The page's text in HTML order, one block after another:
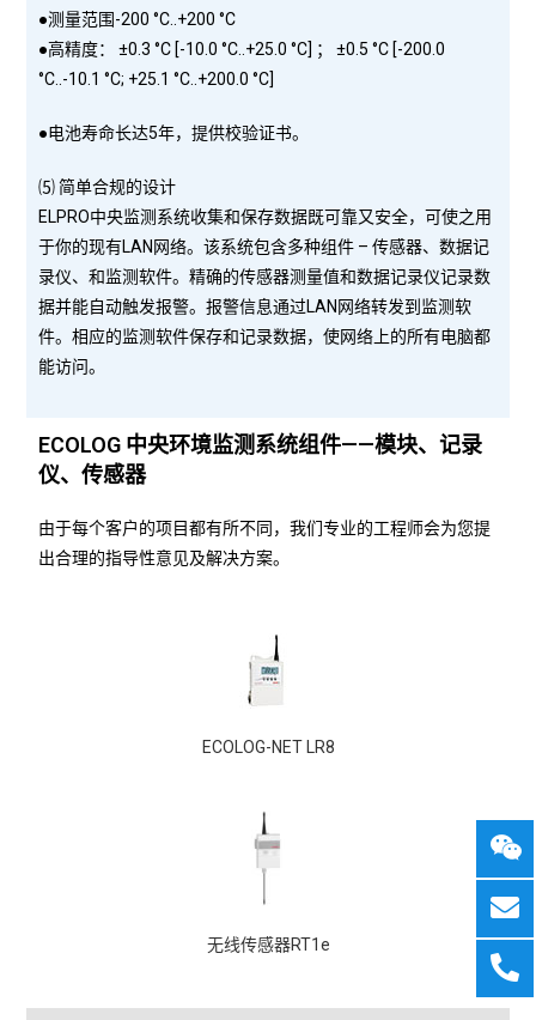
●测量范围-200 °C..+200 °C
●高精度： ±0.3 °C [-10.0 °C..+25.0 °C] ； ±0.5 °C [-200.0
°C..-10.1 °C; +25.1 °C..+200.0 °C]
●电池寿命长达5年，提供校验证书。
⑸ 简单合规的设计
ELPRO中央监测系统收集和保存数据既可靠又安全，可使之用
于你的现有LAN网络。该系统包含多种组件 – 传感器、数据记
录仪、和监测软件。精确的传感器测量值和数据记录仪记录数
据并能自动触发报警。报警信息通过LAN网络转发到监测软
件。相应的监测软件保存和记录数据，使网络上的所有电脑都
能访问。
ECOLOG 中央环境监测系统组件——模块、记录
仪、传感器
由于每个客户的项目都有所不同，我们专业的工程师会为您提
出合理的指导性意见及解决方案。
ECOLOG-NET LR8
无线传感器RT1e